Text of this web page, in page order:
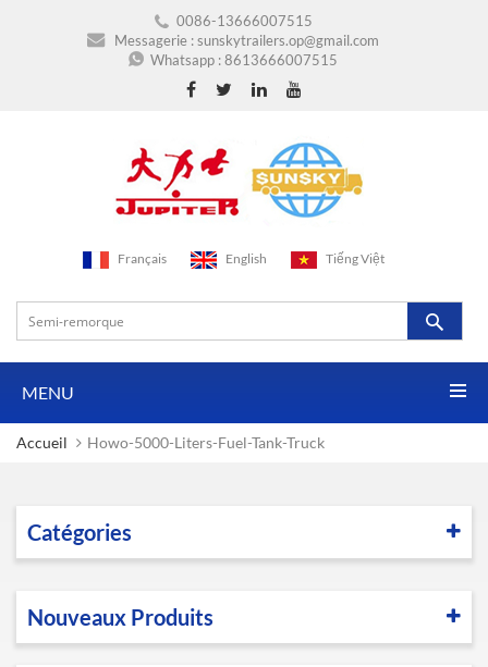
0086-13666007515
Messagerie :sunskytrailers.op@gmail.com
Whatsapp :8613666007515
Français English Tiếng Việt
MENU
Accueil Howo-5000-Liters-Fuel-Tank-Truck
Catégories
Nouveaux Produits